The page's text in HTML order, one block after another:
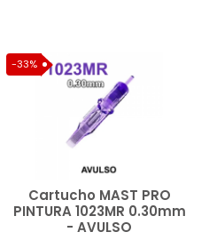
-33%
Cartucho MAST PRO
PINTURA 1023MR 0.30mm
- AVULSO